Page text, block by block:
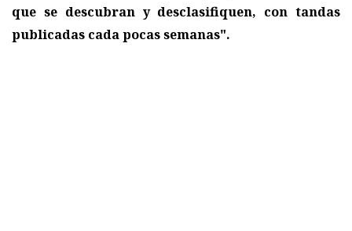
que se descubran y desclasifiquen, con tandas
publicadas cada pocas semanas".